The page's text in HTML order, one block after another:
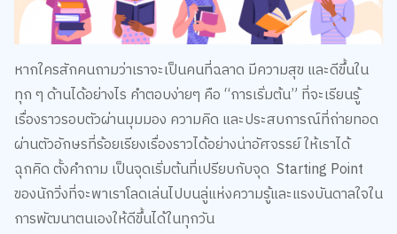
หากใครสักคนถามว่าเราจะเป็นคนที่ฉลาด มีความสุข และดีขึ้นใน
ทุก ๆ ด้านได้อย่างไร คำตอบง่ายๆ คือ “การเริ่มต้น” ที่จะเรียนรู้
เรื่องราวรอบตัวผ่านมุมมอง ความคิด และประสบการณ์ที่ถ่ายทอด
ผ่านตัวอักษรที่ร้อยเรียงเรื่องราวได้อย่างน่าอัศจรรย์ ให้เราได้
ฉุกคิด ตั้งคำถาม เป็นจุดเริ่มต้นที่เปรียบกับจุด Starting Point
ของนักวิ่งที่จะพาเราโลดเล่นไปบนลู่แห่งความรู้และแรงบันดาลใจใน
การพัฒนาตนเองให้ดีขึ้นได้ในทุกวัน